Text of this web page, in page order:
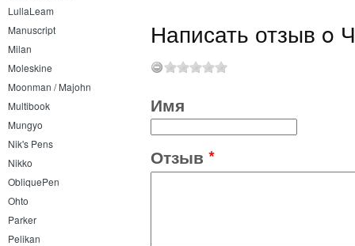
LullaLeam
Manuscript
Milan
Moleskine
Moonman / Majohn
Multibook
Mungyo
Nik's Pens
Nikko
ObliquePen
Ohto
Parker
Pelikan
Написать отзыв o
Имя
Отзыв *